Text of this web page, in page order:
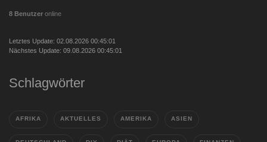
8 Benutzer online
Letztes Update: 02.08.2026 00:45:01
Nächstes Update: 09.08.2026 00:45:01
Schlagwörter
AFRIKA AKTUELLES AMERIKA ASIEN